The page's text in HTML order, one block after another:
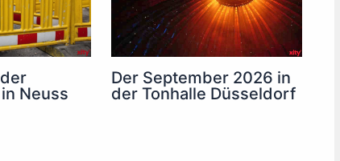
Neuss
Der September 2026 in
der Tonhalle Düsseldorf